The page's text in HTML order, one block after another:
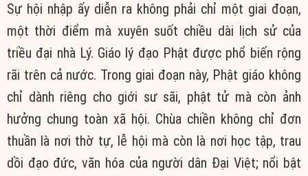
Sự hội nhập ấy diễn ra không phải chỉ một giai đoạn,
một thời điểm mà xuyên suốt chiều dài lịch sử của
triều đại nhà Lý. Giáo lý đạo Phật được phổ biến rộng
rãi trên cả nước. Trong giai đoạn này, Phật giáo không
chỉ dành riêng cho giới sư sãi, phật tử mà còn ảnh
hưởng chung toàn xã hội. Chùa chiền không chỉ đơn
thuần là nơi thờ tự, lễ hội mà còn là nơi học tập, trau
dồi đạo đức, văn hóa của người dân Đại Việt; nổi bật